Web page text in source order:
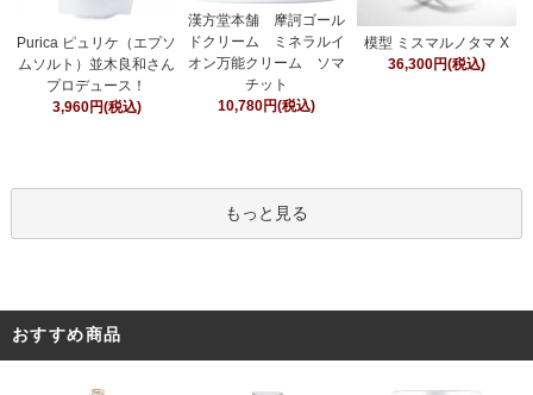
Purica ピュリケ（エプソ
ムソルト）並木良和さん
プロデュース！
3,960円(税込)
漢方堂本舗 摩訶ゴール
ドクリーム ミネラルイ
オン万能クリーム ソマ
チット
10,780円(税込)
模型 ミスマルノタマ X
36,300円(税込)
もっと見る
おすすめ商品